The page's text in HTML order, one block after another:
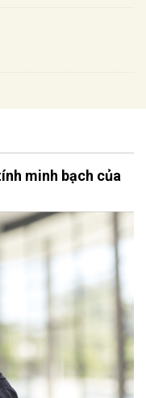
minh bạch của